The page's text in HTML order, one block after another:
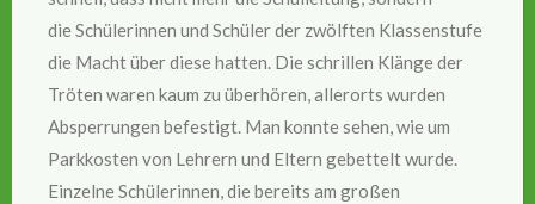
die Schülerinnen und Schüler der zwölften Klassenstufe
die Macht über diese hatten. Die schrillen Klänge der
Tröten waren kaum zu überhören, allerorts wurden
Absperrungen befestigt. Man konnte sehen, wie um
Parkkosten von Lehrern und Eltern gebettelt wurde.
Einzelne Schülerinnen, die bereits am großen